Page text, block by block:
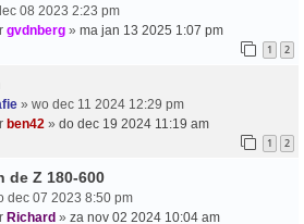
08 2023 2:23 pm
gvdnberg » ma jan 13 2025 1:07 pm
1 2
» wo dec 11 2024 12:29 pm
ben42 » do dec 19 2024 11:19 am
1 2
de Z 180-600
dec 07 2023 8:50 pm
Richard » za nov 02 2024 10:04 am